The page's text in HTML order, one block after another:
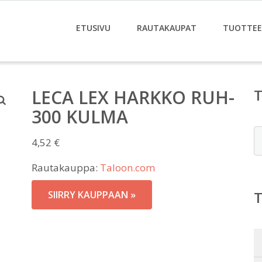
ETUSIVU RAUTAKAUPAT
LECA LEX HARKKO RUH-
300 KULMA
4,52 €
Rautakauppa: Taloon.com
SIIRRY KAUPPAAN »